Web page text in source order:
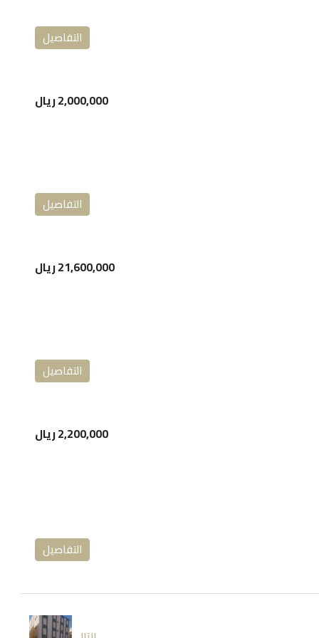
التفاصيل
2,000,000 ريال
التفاصيل
21,600,000 ريال
التفاصيل
2,200,000 ريال
التفاصيل